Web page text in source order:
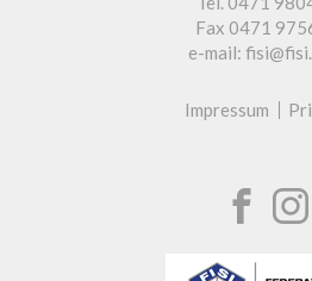
Fax 0471
e-mail:
Impressum